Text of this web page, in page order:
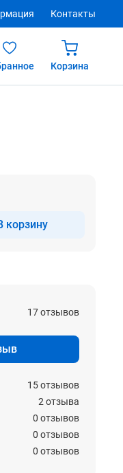
Контакты
Корзина
корзину
17 отзывов
15 отзывов
2 отзыва
0 отзывов
0 отзывов
0 отзывов